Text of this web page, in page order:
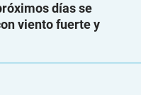
días se
viento fuerte y